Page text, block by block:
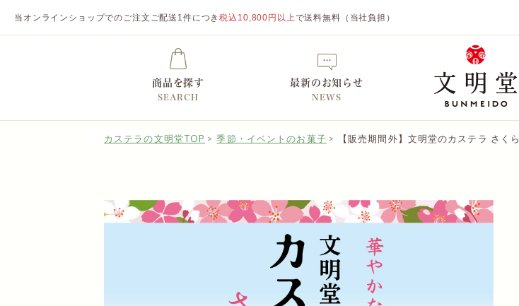
商品を探す
SEARCH
最新のお知らせ
NEWS
当オンラインショップでのご注文ご配送1件につき税込10,800円以上で送料無料（当社負担）
カステラの文明堂TOP 季節・イベントのお菓子 【販売期間外】文明堂のカステラ さくら